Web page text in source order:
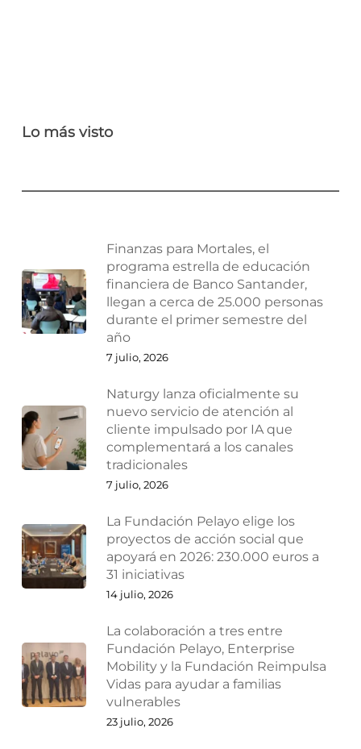
Lo más visto
Finanzas para Mortales, el
programa estrella de educación
financiera de Banco Santander,
llegan a cerca de 25.000 personas
durante el primer semestre del
año
7 julio, 2026
Naturgy lanza oficialmente su
nuevo servicio de atención al
cliente impulsado por IA que
complementará a los canales
tradicionales
7 julio, 2026
La Fundación Pelayo elige los
proyectos de acción social que
apoyará en 2026: 230.000 euros a
31 iniciativas
14 julio, 2026
La colaboración a tres entre
Fundación Pelayo, Enterprise
Mobility y la Fundación Reimpulsa
Vidas para ayudar a familias
vulnerables
23 julio, 2026